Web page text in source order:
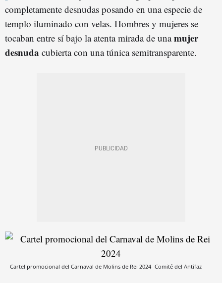
completamente desnudas posando en una especie de
templo iluminado con velas. Hombres y mujeres se
tocaban entre sí bajo la atenta mirada de unamujer
desnuda cubierta con una túnica semitransparente.
Cartel promocional del Carnaval de Molins de Rei 2024 Comité del Antifaz